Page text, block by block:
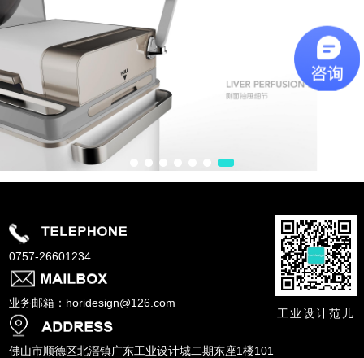
0757-26601234
业务邮箱：horidesign@126.com
佛山市顺德区北滘镇广东工业设计城二期东座1楼101
工业设计范儿